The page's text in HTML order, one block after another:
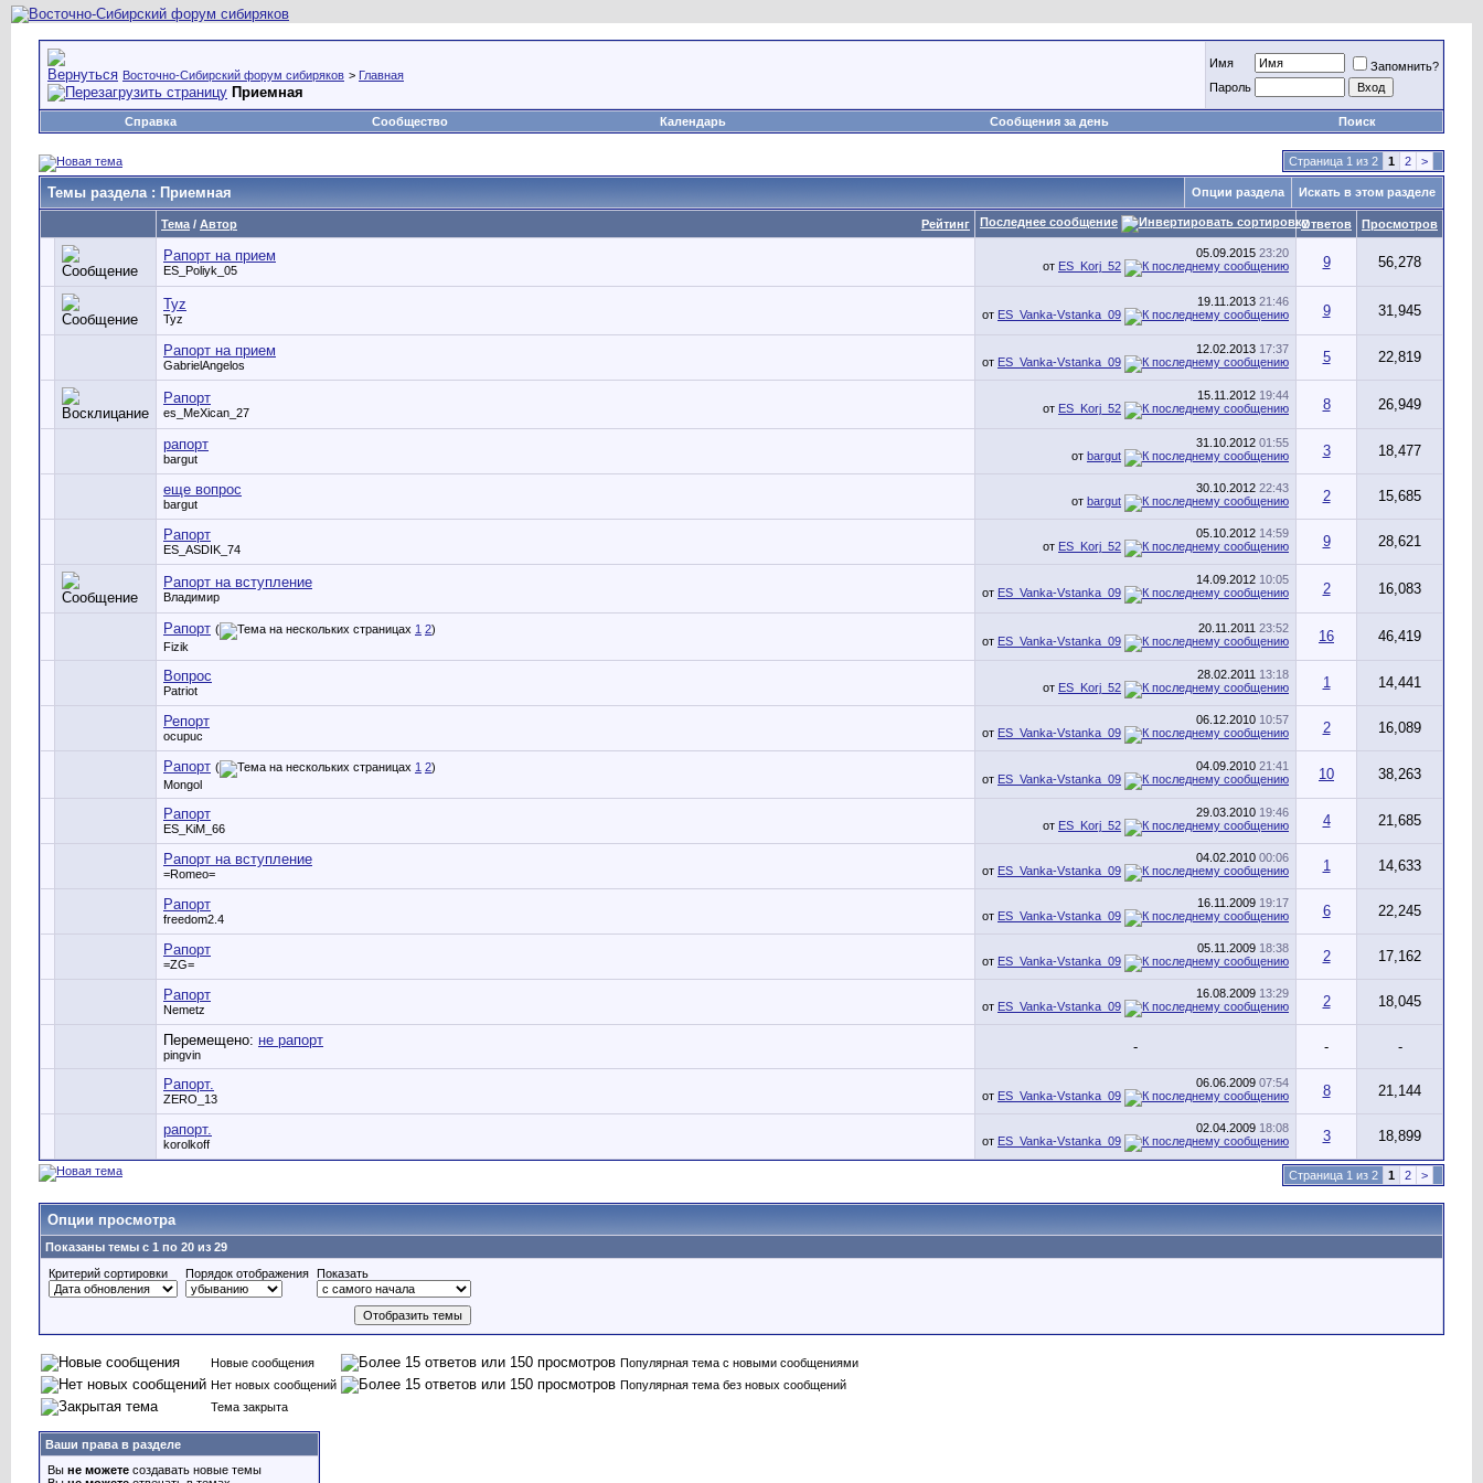
Восточно-Сибирский форум сибиряков > Главная
Приемная
Имя
Запомнить?
Пароль
Справка Сообщество Календарь Сообщения за день Поиск
Страница 1 из 2 1 2 >
Темы раздела: Приемная Опции раздела Искать в этом разделе
Рейтинг
Тема / Автор Последнее сообщение Ответов Просмотров
Рапорт на прием
ES_Poliyk_05
05.09.2015 23:20
от ES_Korj_52 9 56,278
Tyz
Tyz
19.11.2013 21:46
от ES_Vanka-Vstanka_09 9 31,945
Рапорт на прием
GabrielAngelos
12.02.2013 17:37
от ES_Vanka-Vstanka_09 5 22,819
Рапорт
es_MeXican_27
15.11.2012 19:44
от ES_Korj_52 8 26,949
рапорт
bargut
31.10.2012 01:55
от bargut 3 18,477
еще вопрос
bargut
30.10.2012 22:43
от bargut 2 15,685
Рапорт
ES_ASDIK_74
05.10.2012 14:59
от ES_Korj_52 9 28,621
Рапорт на вступление
Владимир
14.09.2012 10:05
от ES_Vanka-Vstanka_09 2 16,083
Рапорт ( 1 2)
Fizik
20.11.2011 23:52
от ES_Vanka-Vstanka_09 16 46,419
Вопрос
Patriot
28.02.2011 13:18
от ES_Korj_52 1 14,441
Репорт
ocupuc
06.12.2010 10:57
от ES_Vanka-Vstanka_09 2 16,089
Рапорт ( 1 2)
Mongol
04.09.2010 21:41
от ES_Vanka-Vstanka_09 10 38,263
Рапорт
ES_KiM_66
29.03.2010 19:46
от ES_Korj_52 4 21,685
Рапорт на вступление
=Romeo=
04.02.2010 00:06
от ES_Vanka-Vstanka_09 1 14,633
Рапорт
freedom2.4
16.11.2009 19:17
от ES_Vanka-Vstanka_09 6 22,245
Рапорт
=ZG=
05.11.2009 18:38
от ES_Vanka-Vstanka_09 2 17,162
Рапорт
Nemetz
16.08.2009 13:29
от ES_Vanka-Vstanka_09 2 18,045
Перемещено: не рапорт
pingvin - - -
Рапорт.
ZERO_13
06.06.2009 07:54
от ES_Vanka-Vstanka_09 8 21,144
рапорт.
korolkoff
02.04.2009 18:08
от ES_Vanka-Vstanka_09 3 18,899
Страница 1 из 2 1 2 >
Опции просмотра
Показаны темы с 1 по 20 из 29
Критерий сортировки
Порядок отображения Показать
Новые сообщения
Популярная тема с новыми сообщениями
Нет новых сообщений
Популярная тема без новых сообщений
Тема закрыта
Ваши права в разделе
Вы не можете создавать новые темы